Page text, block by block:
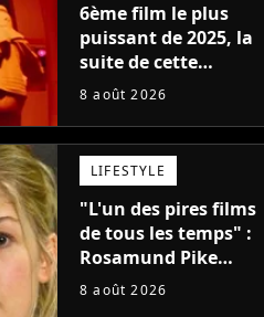
6ème film le plus
puissant de 2025, la
suite de cette
franchise culte est
réalisateur claque la
porte pour "différends
créatifs"
8 août 2026
LIFESTYLE
"L'un des pires films
de tous les temps" :
Rosamund Pike
pensait que ce film
8 août 2026